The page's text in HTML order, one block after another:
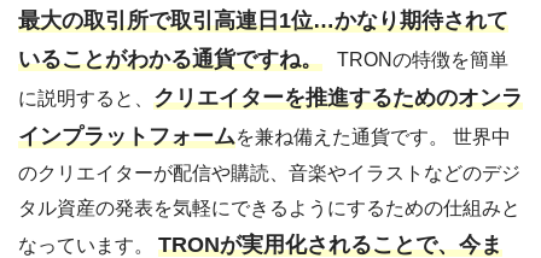
最大の取引所で取引高連日1位…かなり期待されて
いることがわかる通貨ですね。 TRONの特徴を簡単
に説明すると、 クリエイターを推進するためのオンラ
インプラットフォームを兼ね備えた通貨です。 世界中
のクリエイターが配信や購読、音楽やイラストなどのデジ
タル資産の発表を気軽にできるようにするための仕組みと
なっています。 TRONが実用化されることで、今ま